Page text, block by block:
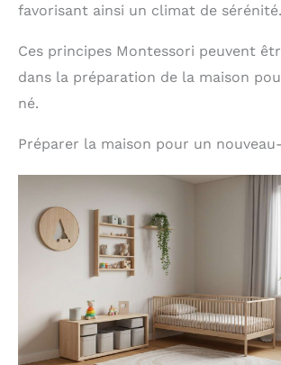
favorisant ainsi un climat de sérénité.
Ces principes Montessori peuvent
dans la préparation de la maison
né.
Préparer la maison pour un